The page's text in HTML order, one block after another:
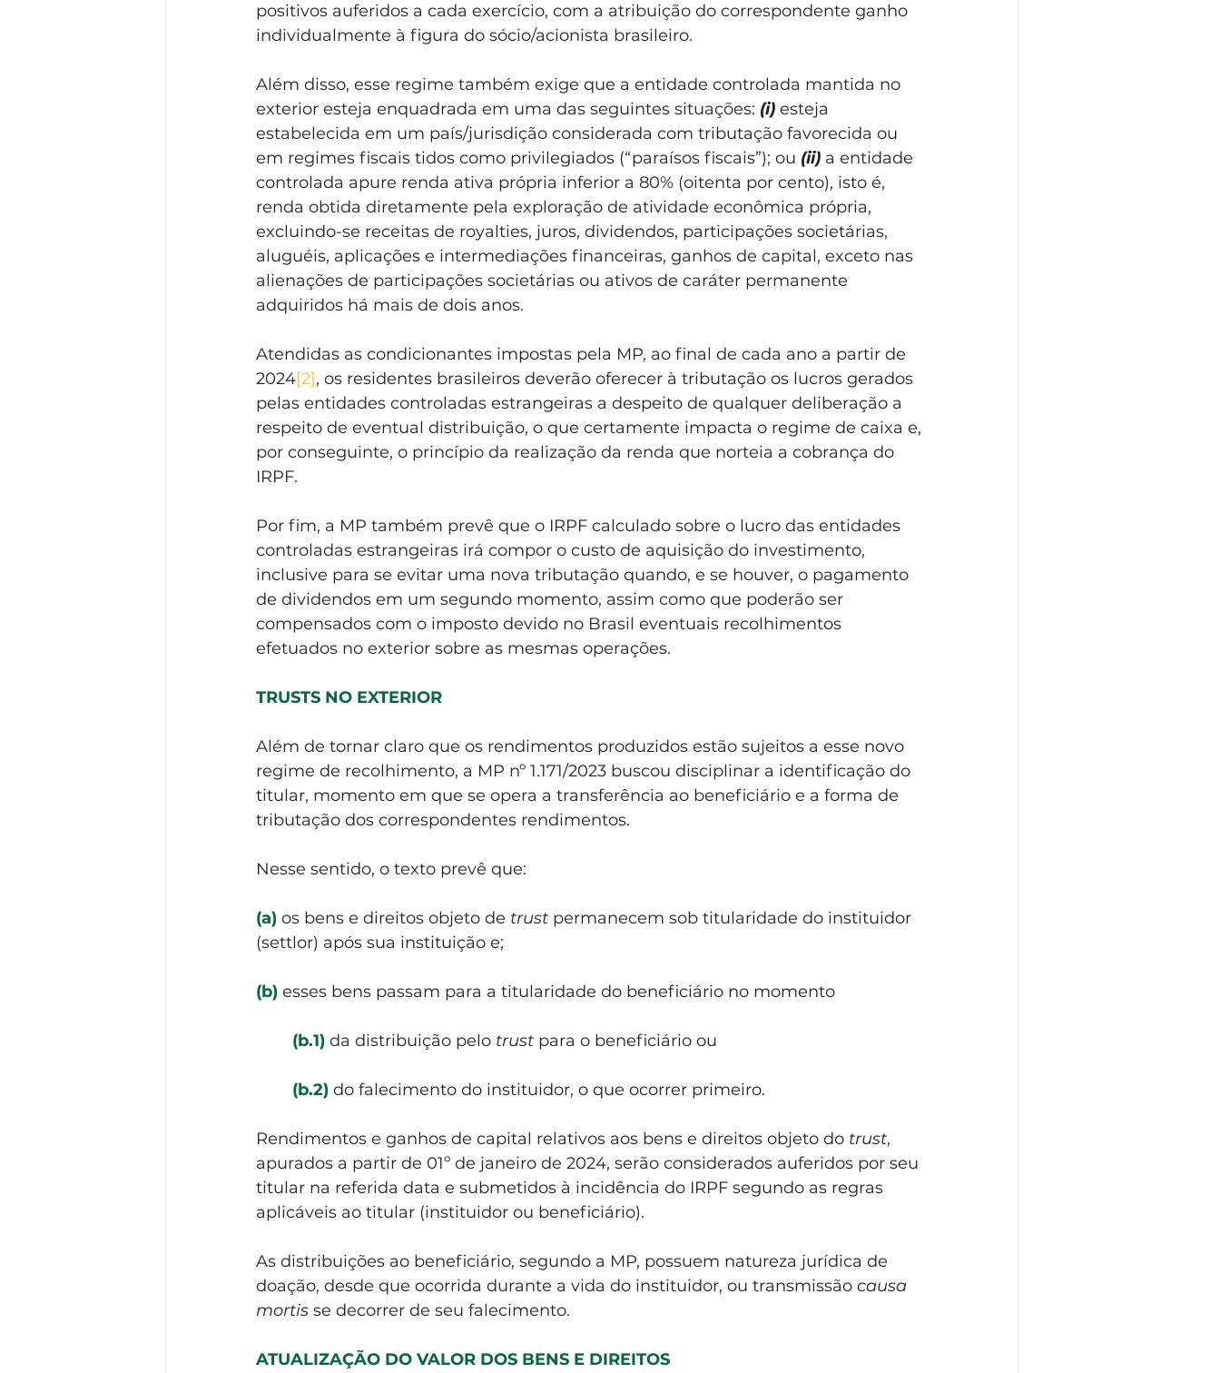
positivos auferidos a cada exercício, com a atribuição do correspondente ganho
individualmente à figura do sócio/acionista brasileiro.
Além disso, esse regime também exige que a entidade controlada mantida no
exterior esteja enquadrada em uma das seguintes situações: (i) esteja
estabelecida em um país/jurisdição considerada com tributação favorecida ou
em regimes fiscais tidos como privilegiados (“paraísos fiscais”); ou (ii) a entidade
controlada apure renda ativa própria inferior a 80% (oitenta por cento), isto é,
renda obtida diretamente pela exploração de atividade econômica própria,
excluindo-se receitas de royalties, juros, dividendos, participações societárias,
aluguéis, aplicações e intermediações financeiras, ganhos de capital, exceto nas
alienações de participações societárias ou ativos de caráter permanente
adquiridos há mais de dois anos.
Atendidas as condicionantes impostas pela MP, ao final de cada ano a partir de
2024[2], os residentes brasileiros deverão oferecer à tributação os lucros gerados
pelas entidades controladas estrangeiras a despeito de qualquer deliberação a
respeito de eventual distribuição, o que certamente impacta o regime de caixa e,
por conseguinte, o princípio da realização da renda que norteia a cobrança do
IRPF.
Por fim, a MP também prevê que o IRPF calculado sobre o lucro das entidades
controladas estrangeiras irá compor o custo de aquisição do investimento,
inclusive para se evitar uma nova tributação quando, e se houver, o pagamento
de dividendos em um segundo momento, assim como que poderão ser
compensados com o imposto devido no Brasil eventuais recolhimentos
efetuados no exterior sobre as mesmas operações.
TRUSTS NO EXTERIOR
Além de tornar claro que os rendimentos produzidos estão sujeitos a esse novo
regime de recolhimento, a MP nº 1.171/2023 buscou disciplinar a identificação do
titular, momento em que se opera a transferência ao beneficiário e a forma de
tributação dos correspondentes rendimentos.
Nesse sentido, o texto prevê que:
(a) os bens e direitos objeto de trust permanecem sob titularidade do instituidor
(settlor) após sua instituição e;
(b) esses bens passam para a titularidade do beneficiário no momento
(b.1) da distribuição pelo trust para o beneficiário ou
(b.2) do falecimento do instituidor, o que ocorrer primeiro.
Rendimentos e ganhos de capital relativos aos bens e direitos objeto do trust,
apurados a partir de 01º de janeiro de 2024, serão considerados auferidos por seu
titular na referida data e submetidos à incidência do IRPF segundo as regras
aplicáveis ao titular (instituidor ou beneficiário).
As distribuições ao beneficiário, segundo a MP, possuem natureza jurídica de
doação, desde que ocorrida durante a vida do instituidor, ou transmissão causa
mortis se decorrer de seu falecimento.
ATUALIZAÇÃO DO VALOR DOS BENS E DIREITOS